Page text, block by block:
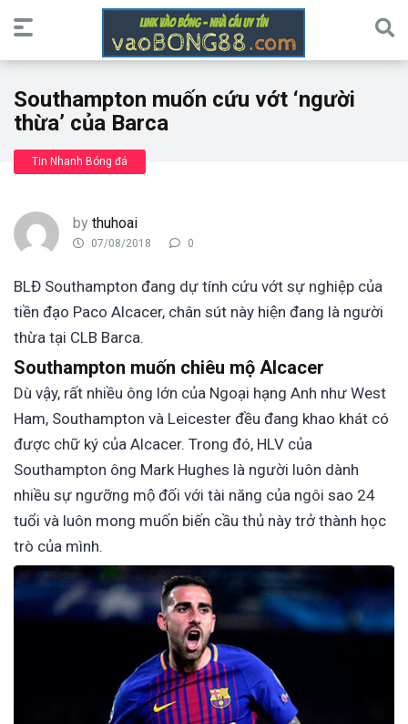
Southampton muốn cứu vớt ‘người
thừa’ của Barca
Tin Nhanh Bóng đá
by thuhoai
07/08/2018 0
BLĐ Southampton đang dự tính cứu vớt sự nghiệp của
tiền đạo Paco Alcacer, chân sút này hiện đang là người
thừa tại CLB Barca.
Southampton muốn chiêu mộ Alcacer
Dù vậy, rất nhiều ông lớn của Ngoại hạng Anh như West
Ham, Southampton và Leicester đều đang khao khát có
được chữ ký của Alcacer. Trong đó, HLV của
Southampton ông Mark Hughes là người luôn dành
nhiều sự ngưỡng mộ đối với tài năng của ngôi sao 24
tuổi và luôn mong muốn biến cầu thủ này trở thành học
trò của mình.